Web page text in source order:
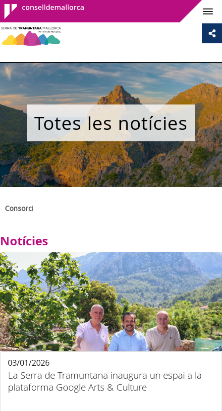
Consell de
Mallorca
Totes les notícies
Consorci
Notícies
La Serra de Tramuntana inaugura un espai a la
plataforma Google Arts & Culture
03/01/2026